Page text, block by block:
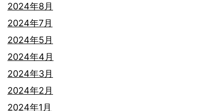
2024年8月
2024年7月
2024年5月
2024年4月
2024年3月
2024年2月
2024年1月